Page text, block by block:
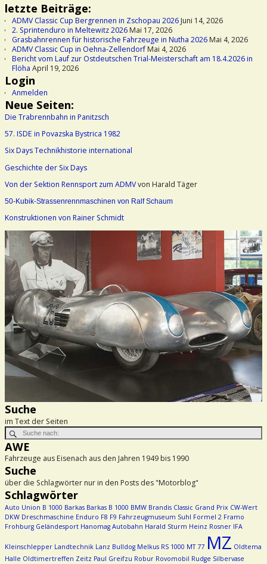
letzte Beiträge:
ADMV Classic Cup Bergrennen in Zschopau 2026Juni 14, 2026
2. Sprintenduro in Meltewitz 2026Mai 17, 2026
Grasbahnrennen für historische Fahrzeuge in Nutha 2026Mai 4, 2026
ADMV Classic Cup in Oehna-ZellendorfMai 4, 2026
Bericht vom Lauf zur Ostdeutschen Trial-Meisterschaft am 18.4.2026 in
Flöha April 19, 2026
Login
Anmelden
Neue Seiten:
Die Trabrennbahn in Panitzsch
57. ISDE in Povazska Bystrica 1982
Six Days Technikhistorie international
Geschichte der Six Days
Von der Sektion Rennsport zum ADMVvon Harald Täger
50-Kubik-Strassenrennmaschinen von Ralf Schaum
Konstruktionen von Rainer Schmidt
Suche
im Text der Seiten
AWE
Fahrzeuge aus Eisenach aus den Jahren 1949 bis 1990
Suche
über die Schlagwörter nur in den Posts des "Motorblog"
Schlagwörter
Auto Union B 1000 Barkas Barkas B 1000 BMW Brandis Classic Grand Prix CW-Wert
DKW Dreschmaschine Enduro F8 F9 Fahrzeugmuseum Suhl Formel 2 Framo
Frohburg Geländesport Hanomag Autobahn Harald Sturm Heinz Rosner IFA
Kleinschlepper Landtechnik Lanz Bulldog Melkus RS 1000 MT 77 MZ Oldtema
Halle Oldtimertreffen Zeitz Paul Greifzu Robur Rovomobil Rudge Silbervase